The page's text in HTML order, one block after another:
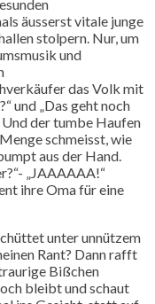
äusserst vitale junge
stolpern. Nur, um
und
das Volk mit
und „Das geht noch
der tumbe Haufen
schmeisst, wie
aus der Hand.
„JAAAAAA!“
ihre Oma für eine
unter unnützem
Rant? Dann rafft
Bißchen
bleibt und schaut